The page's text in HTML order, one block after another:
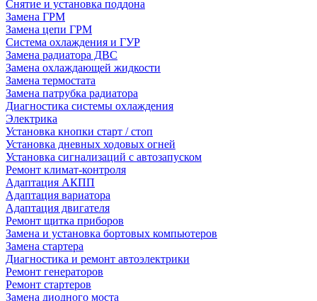
Снятие и установка поддона
Замена ГРМ
Замена цепи ГРМ
Система охлаждения и ГУР
Замена радиатора ДВС
Замена охлаждающей жидкости
Замена термостата
Замена патрубка радиатора
Диагностика системы охлаждения
Электрика
Установка кнопки старт / стоп
Установка дневных ходовых огней
Установка сигнализаций с автозапуском
Ремонт климат-контроля
Адаптация АКПП
Адаптация вариатора
Адаптация двигателя
Ремонт щитка приборов
Замена и установка бортовых компьютеров
Замена стартера
Диагностика и ремонт автоэлектрики
Ремонт генераторов
Ремонт стартеров
Замена диодного моста